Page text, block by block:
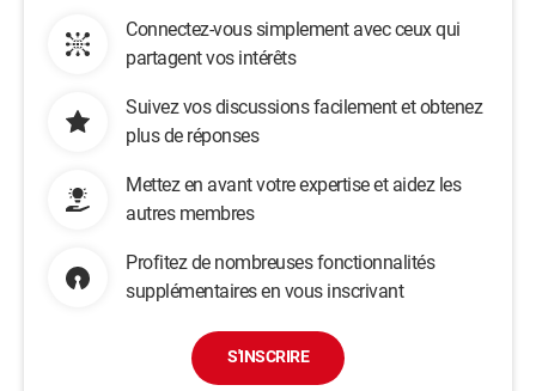
Connectez-vous simplement avec ceux qui
partagent vos intérêts
Suivez vos discussions facilement et obtenez
plus de réponses
Mettez en avant votre expertise et aidez les
autres membres
Profitez de nombreuses fonctionnalités
supplémentaires en vous inscrivant
S'INSCRIRE